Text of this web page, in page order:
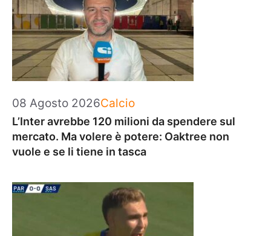
08 Agosto 2026Categorie
Calcio
L’Inter avrebbe 120 milioni da spendere sul
mercato. Ma volere è potere: Oaktree non
vuole e se li tiene in tasca